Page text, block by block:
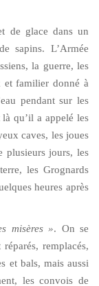
de glace dans un
sapins. L’Armée
la guerre, les
familier donné à
pendant sur les
là qu’il a appelé les
caves, les joues
plusieurs jours, les
les Grognards
heures après
misères ». On se
remplacés,
et bals, mais aussi
les convois de